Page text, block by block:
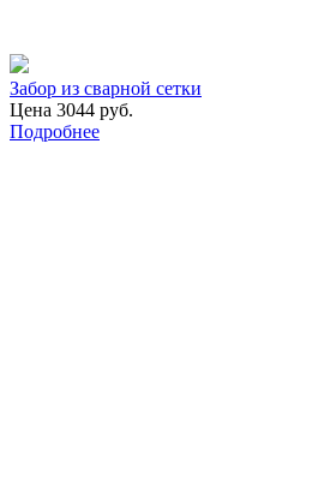
Забор из сварной сетки
Цена 3044 руб.
Подробнее